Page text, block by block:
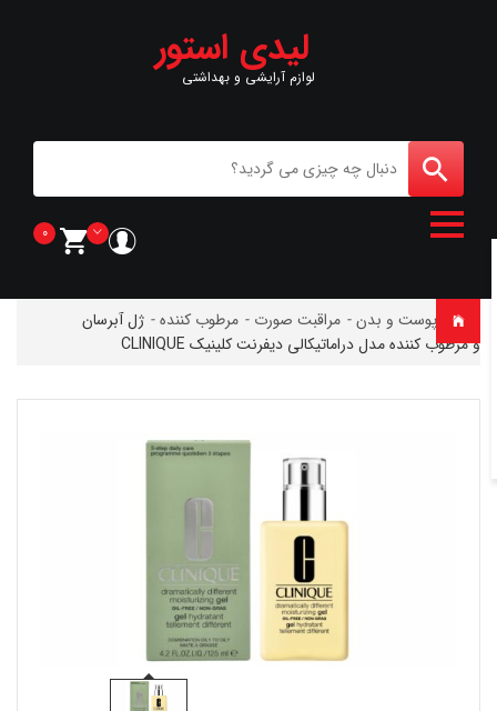
لیدی استور
لوازم آرایشی و بهداشتی
0
خانه پوست و بدن - مراقبت صورت - مرطوب کننده - ژل آبرسان
و مرطوب کننده مدل دراماتیکالی دیفرنت کلینیک CLINIQUE